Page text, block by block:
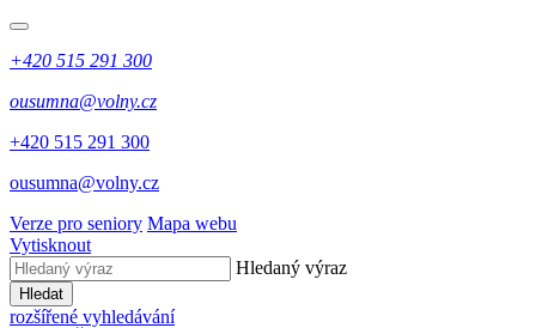
+420 515 291 300
ousumna@volny.cz
+420 515 291 300
ousumna@volny.cz
Verze pro seniory Mapa webu
Vytisknout
Hledaný výraz
Hledat
rozšířené vyhledávání